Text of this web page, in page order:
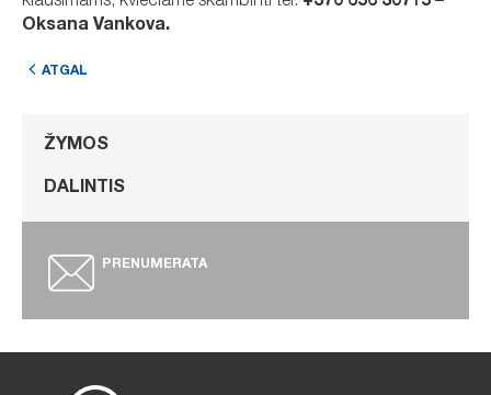
Oksana Vankova.
ATGAL
ŽYMOS
DALINTIS
PRENUMERATA